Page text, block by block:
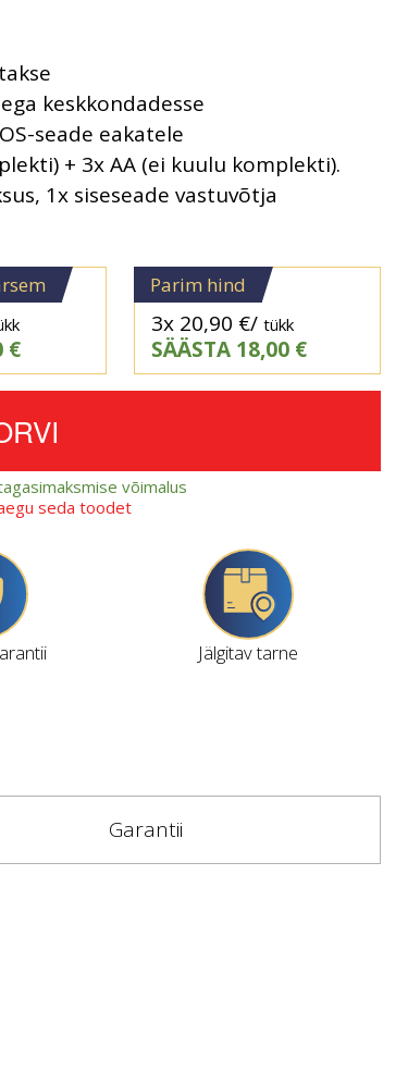
€
Parim hind
3x 20,90 €/ tükk
SÄÄSTA 18,00 €
võimalus
seda toodet
keskkondadesse
seade eakatele
+ 3x AA (ei kuulu komplekti).
1x siseseade vastuvõtja
Jälgitav tarne
Garantii